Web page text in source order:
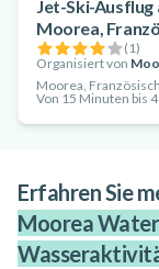
Jet-Ski-Ausflug
Moorea,
(1)
Organisiert von
Moorea,
Von 15 Minuten bis
Erfahren Sie
Moorea